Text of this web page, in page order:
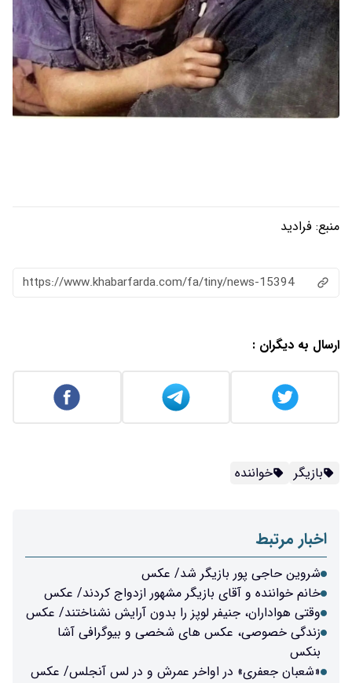
منبع: فرادید
https://www.khabarfarda.com/fa/tiny/news-15394
ارسال به دیگران :
بازیگر خواننده
اخبار مرتبط
شروین حاجی پور بازیگر شد/ عکس
خانم خواننده و آقای بازیگر مشهور ازدواج کردند/ عکس
وقتی هواداران، جنیفر لوپز را بدون آرایش نشناختند/ عکس
زندگی خصوصی، عکس های شخصی و بیوگرافی آشا
بنکس
«شعبان جعفری» در اواخر عمرش و در لس آنجلس/ عکس